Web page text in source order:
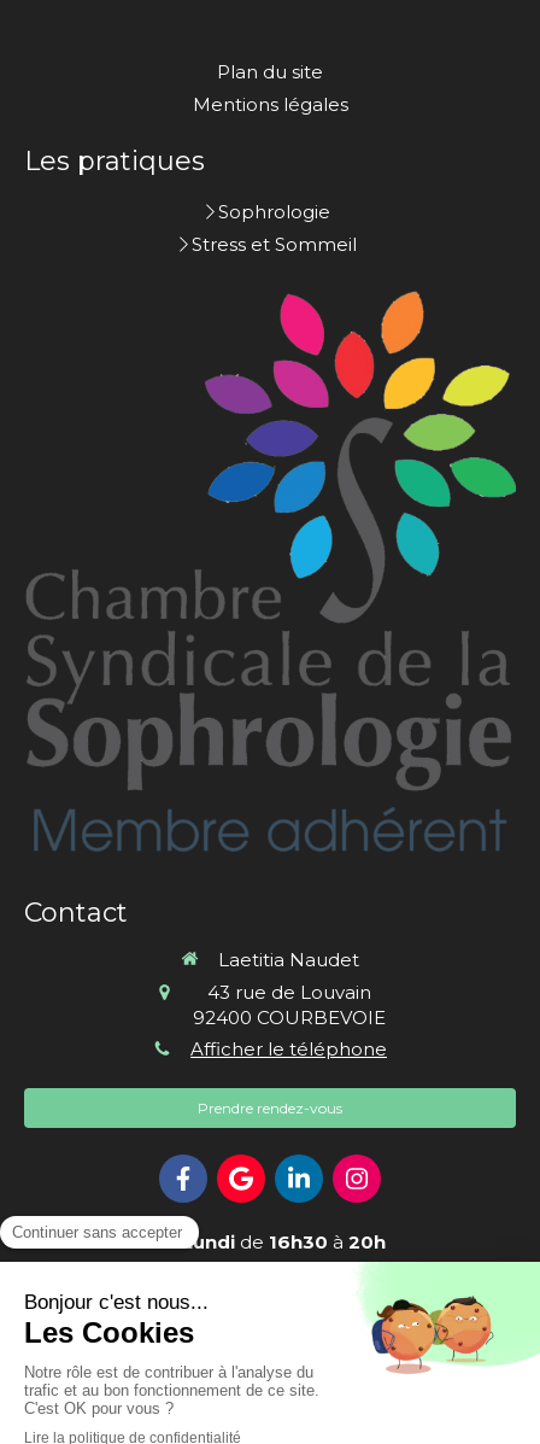
Plan du site
Mentions légales
Les pratiques
Sophrologie
Stress et Sommeil
Contact
Laetitia Naudet
43 rue de Louvain
92400 COURBEVOIE
Afficher le téléphone
Prendre rendez-vous
Le Lundi de 16h30 à 20h
LeMercrediet 18h30 à20h30
LeVendredi
20h30
Le Samedi de 9h 13h30